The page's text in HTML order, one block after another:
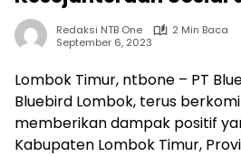
Redaksi NTB One
2 Min Baca
September 6, 2023
Lombok Timur, ntbone – PT
Bluebird Lombok, terus
memberikan dampak positif
Kabupaten Lombok Timur,